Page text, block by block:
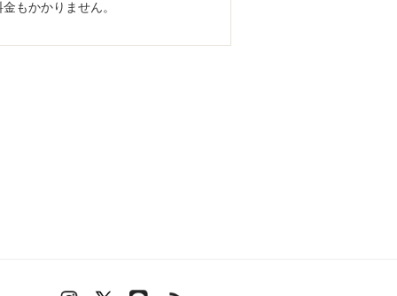
もかかりません。